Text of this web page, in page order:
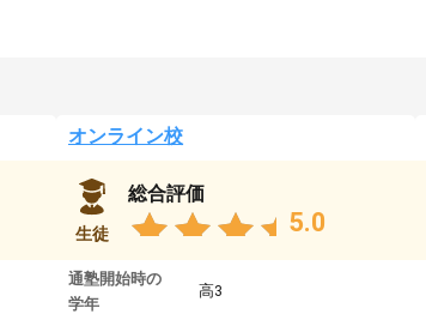
オンライン校
生徒
総合評価
5.0
通塾開始時の
学年
高3